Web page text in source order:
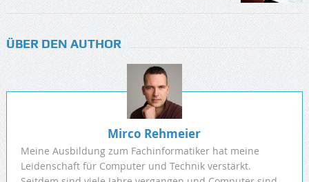
ÜBER DEN AUTHOR
Mirco Rehmeier
Meine Ausbildung zum Fachinformatiker hat meine
Leidenschaft für Computer und Technik verstärkt.